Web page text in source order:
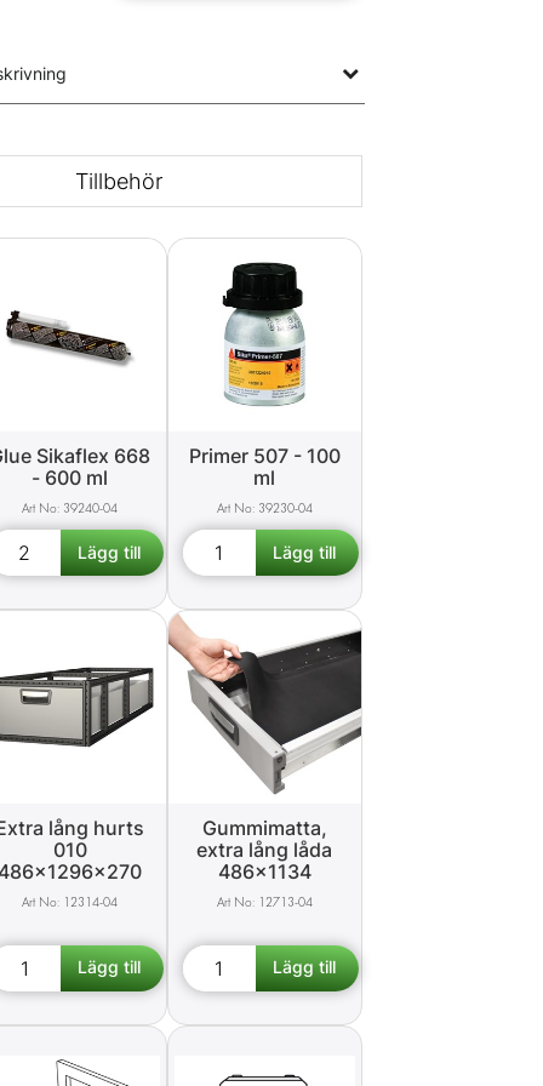
Tillbehör
Sikaflex 668
- 600 ml
39240-04
Primer 507 - 100
ml
39230-04
lång hurts
010
12314-04
Gummimatta,
extra lång låda
486x1134
12713-04